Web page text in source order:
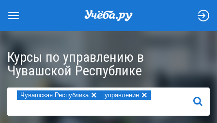
Курсы по управлению в
Чувашской Республике
Чувашская Республика × управление ×
НАЙТИ